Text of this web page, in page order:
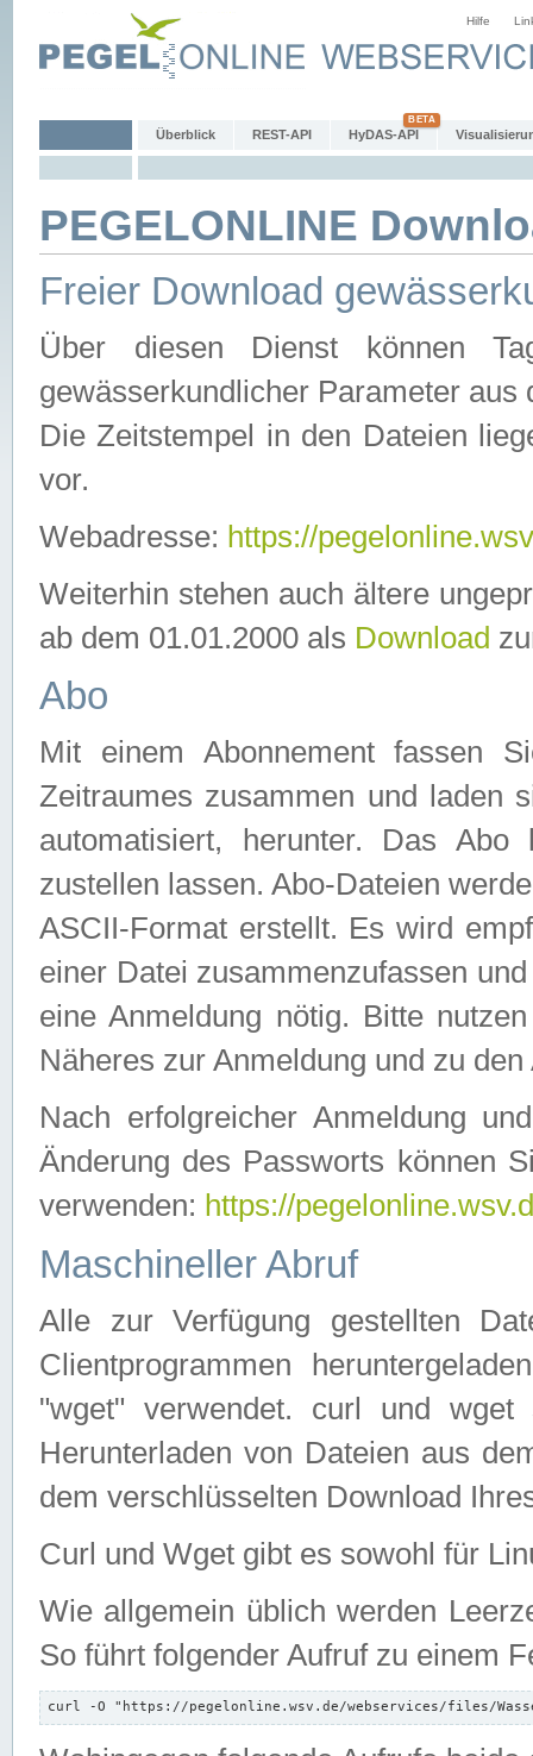
Hilfe
Überblick REST-API HyDAS-API
PEGELONLINE
Freier Download
Über diesen Dienst können
gewässerkundlicher Parameter aus
Die Zeitstempel in den Dateien
vor.
Webadresse: https://
Weiterhin stehen auch ältere
ab dem 01.01.2000 als Download
Abo
Mit einem Abonnement fassen
Zeitraumes zusammen und laden
automatisiert, herunter. Das
zustellen lassen. Abo-Dateien
ASCII-Format erstellt. Es wird
einer Datei zusammenzufassen
eine Anmeldung nötig. Bitte
Näheres zur Anmeldung und zu
Nach erfolgreicher Anmeldung
Änderung des Passworts können
verwenden: https://
Maschineller Abruf
Alle zur Verfügung gestellten
Clientprogrammen
"wget" verwendet. curl und wget
Herunterladen von Dateien aus
dem verschlüsselten Download
Curl und Wget gibt es sowohl für
Wie allgemein üblich werden
So führt folgender Aufruf zu einem
curl -O "https://pegelonline.wsv.de/webservices/files/